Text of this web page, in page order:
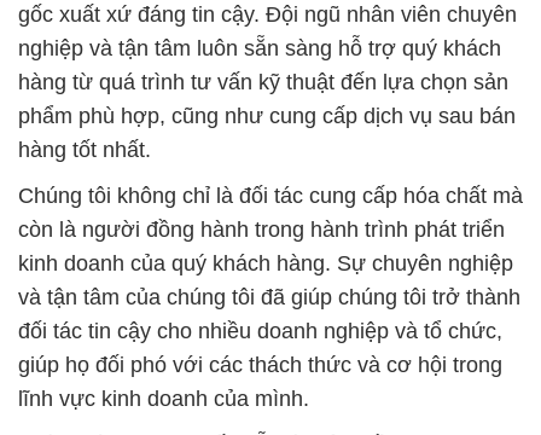
gốc xuất xứ đáng tin cậy. Đội ngũ nhân viên chuyên
nghiệp và tận tâm luôn sẵn sàng hỗ trợ quý khách
hàng từ quá trình tư vấn kỹ thuật đến lựa chọn sản
phẩm phù hợp, cũng như cung cấp dịch vụ sau bán
hàng tốt nhất.
Chúng tôi không chỉ là đối tác cung cấp hóa chất mà
còn là người đồng hành trong hành trình phát triển
kinh doanh của quý khách hàng. Sự chuyên nghiệp
và tận tâm của chúng tôi đã giúp chúng tôi trở thành
đối tác tin cậy cho nhiều doanh nghiệp và tổ chức,
giúp họ đối phó với các thách thức và cơ hội trong
lĩnh vực kinh doanh của mình.